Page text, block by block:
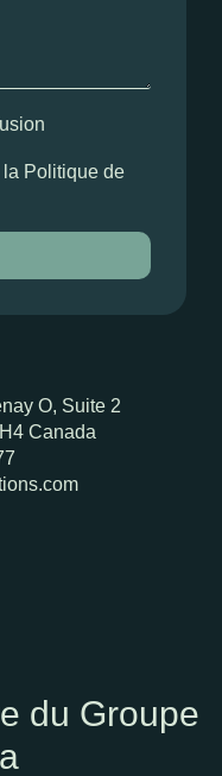
Politique de
O, Suite 2
Canada
du Groupe